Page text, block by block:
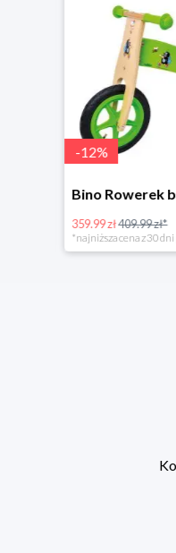
-12%
359.99 zł409.99 zł*
*najniższa cena z 30